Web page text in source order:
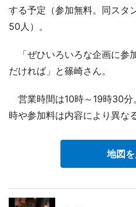
する予定（参加無料。同スタ
50人）。
「ぜひいろいろな企画に参
だければ」と篠崎さん。
営業時間は10時～19時30分
時や参加料は内容により異な
地図